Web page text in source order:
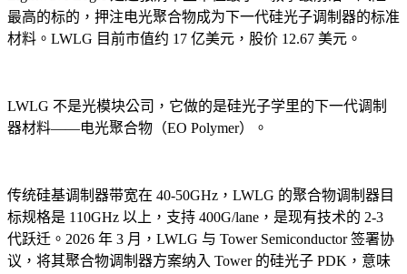
最高的标的，押注电光聚合物成为下一代硅光子调制器的标准
材料。LWLG 目前市值约 17 亿美元，股价 12.67 美元。
LWLG 不是光模块公司，它做的是硅光子学里的下一代调制
器材料——电光聚合物（EO Polymer）。
传统硅基调制器带宽在 40-50GHz，LWLG 的聚合物调制器目
标规格是 110GHz 以上，支持 400G/lane，是现有技术的 2-3
代跃迁。2026 年 3 月，LWLG 与 Tower Semiconductor 签署协
议，将其聚合物调制器方案纳入 Tower 的硅光子 PDK，意味